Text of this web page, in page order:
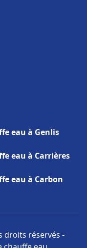
eau à Genlis
eau à Carrières
eau à Carbon
droits réservés -